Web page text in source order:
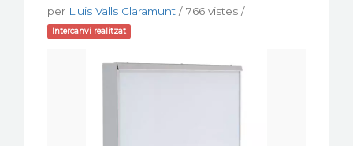
ACTUALITAT
per Lluis Valls Claramunt / 766 vistes /
Intercanvi realitzat